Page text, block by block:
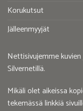
Korukutsut
Jälleenmyyjät
Nettisivujemme
Silvernetillä.
Mikäli olet aikeissa
tekemässä linkkiä